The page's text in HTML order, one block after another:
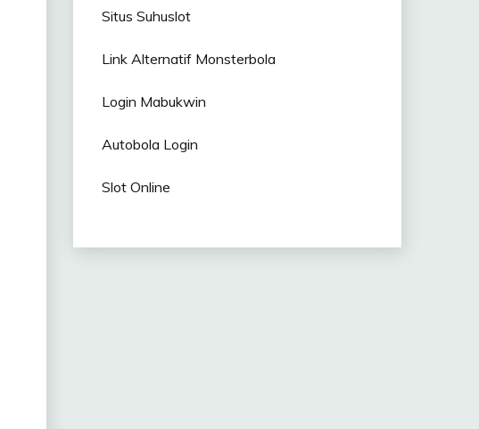
Situs Suhuslot
Link Alternatif Monsterbola
Login Mabukwin
Autobola Login
Slot Online